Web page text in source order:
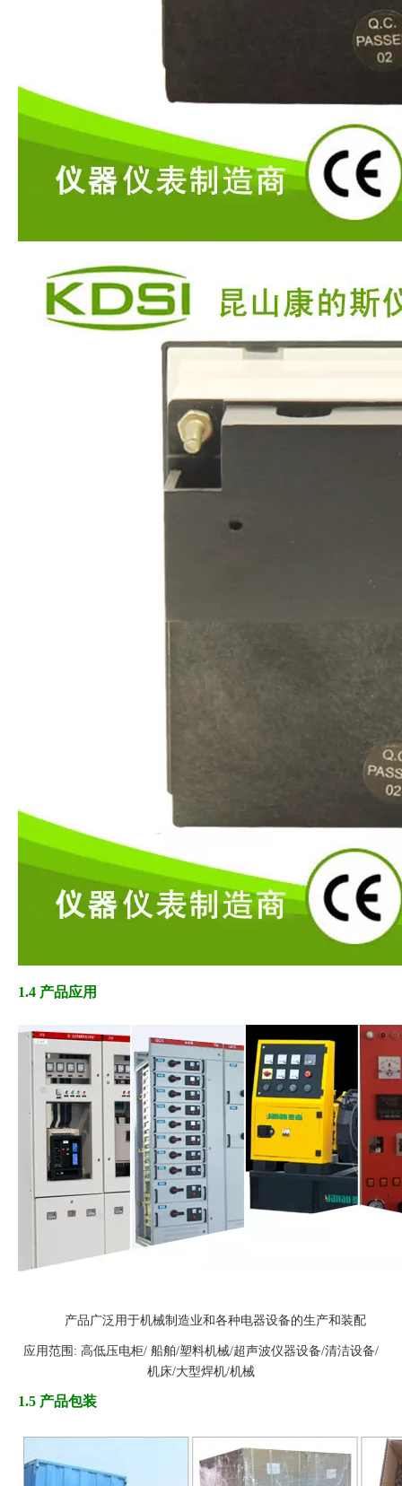
1.4 产品应用
产品广泛用于机械制造业和各种电器设备的生产和装配
应用范围: 高低压电柜/ 船舶/塑料机械/超声波仪器设备/清洁设备/
机床/大型焊机/机械
1.5 产品包装